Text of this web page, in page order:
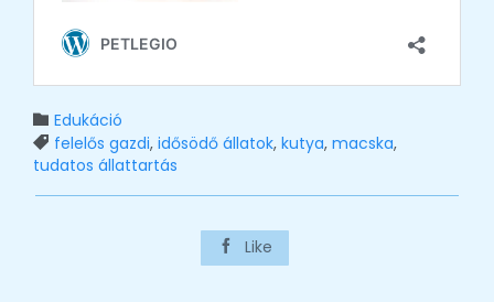
 Category
Edukáció
 Tags
felelős gazdi, idősödő állatok, kutya, macska,
tudatos állattartás
 Like